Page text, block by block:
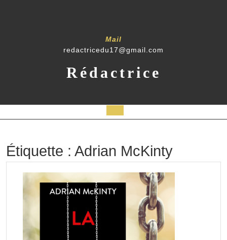
Mail
redactricedu17@gmail.com
Rédactrice
Button
Étiquette : Adrian McKinty